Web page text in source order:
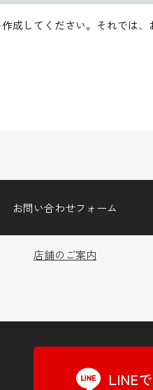
成してください。それでは、
お問い合わせフォーム
店舗のご案内
LINE